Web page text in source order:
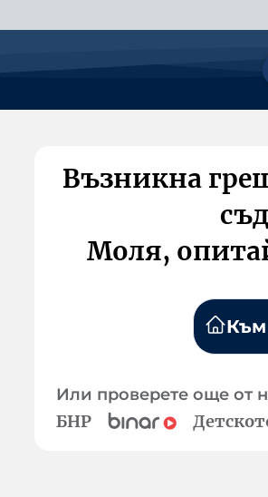
Възникна
Моля,
Към
Или проверете още от
БНР